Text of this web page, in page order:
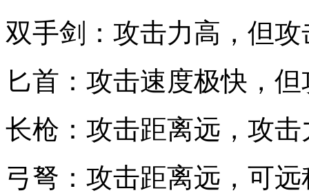
双手剑：攻击力高，但
匕首：攻击速度极快，
长枪：攻击距离远，攻击
弓弩：攻击距离远，可